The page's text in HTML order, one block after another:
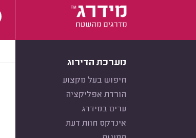
מערכת הדירוג
חיפוש בעל מקצוע
הורדת אפליקציה
ערים במידרג
אינדקס חוות דעת